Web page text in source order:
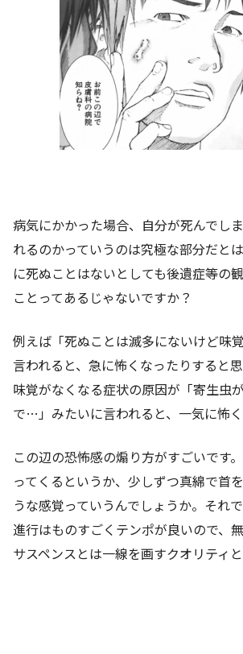
病気にかかった場合、自分が死んでし
れるのかっていうのは究極な部分だと
に死ぬことはないとしても後遺症等の
ことってあるじゃないですか？
例えば「死ぬことは滅多にないけど味
言われると、急に怖くなったりすると
味覚がなくなる症状の原因が「寄生虫
で…」みたいに言われると、一気に怖く
この辺の恐怖感の煽り方がすごいです
ってくるというか、少しずつ真綿で首
うな感覚っていうんでしょうか。それ
進行はものすごくテンポが良いので、
サスペンスとは一線を画すクオリティと